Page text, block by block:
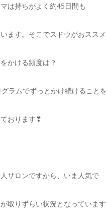
は持ちがよく約45日間も
ます。そこでスドウがおススメ
かける頻度は？
ラムでずっとかけ続けることを
おります❣
サロンですから、いま人気で
取りずらい状況となっています